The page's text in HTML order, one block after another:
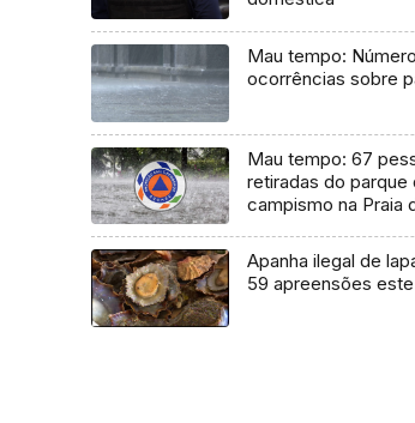
Mau tempo:
ocorrências sobre
Mau tempo: 67
retiradas do parque
campismo na Praia
Apanha ilegal de
59 apreensões